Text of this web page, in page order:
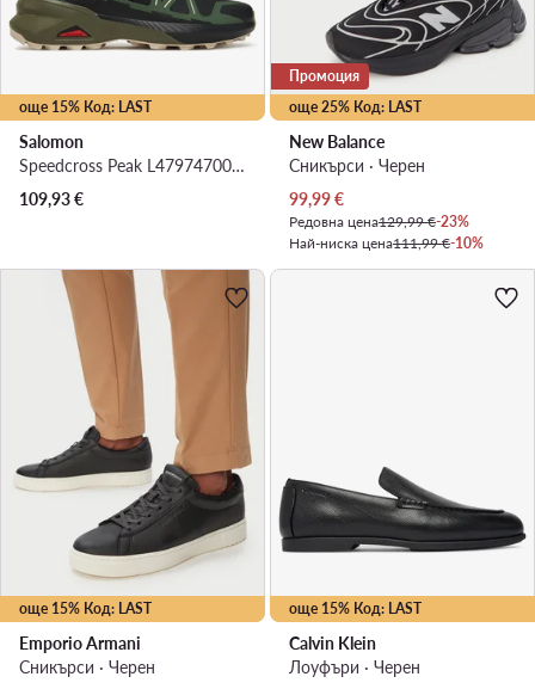
още 15% Код: LAST
Salomon
Speedcross Peak L47974700 · Маратонки за бягане
109,93€
още 25% Код: LAST
Промоция
New Balance
Сникърси · Черен
Актуална цена
99,99€
Редовна цена129,99 €-23%
Най-ниска цена111,99 €-10%
още 15% Код: LAST
Emporio Armani
Сникърси · Черен
още 15% Код: LAST
Calvin Klein
Лоуфъри · Черен